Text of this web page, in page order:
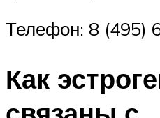
Телефон: 8 (495)
Как